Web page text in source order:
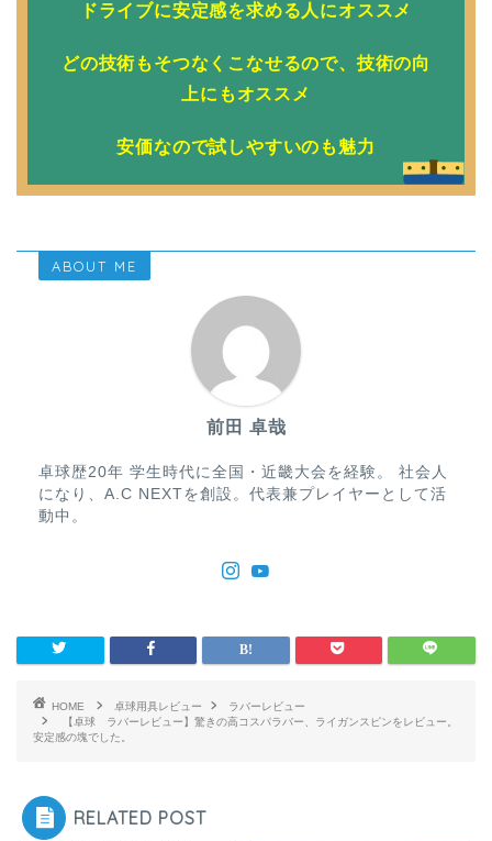
ドライブに安定感を求める人にオススメ
どの技術もそつなくこなせるので、技術の向
上にもオススメ
安価なので試しやすいのも魅力
ABOUT ME
前田 卓哉
卓球歴20年 学生時代に全国・近畿大会を経験。 社会人
になり、A.C NEXTを創設。代表兼プレイヤーとして活
動中。
HOME 卓球用具レビュー
ラバーレビュー
【卓球 ラバーレビュー】驚きの高コスパラバー、ライガンスピンをレビュー。
安定感の塊でした。
RELATED POST